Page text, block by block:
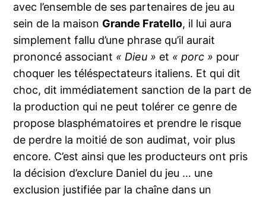
avec l’ensemble de ses partenaires de jeu au
sein de la maison Grande Fratello, il lui aura
simplement fallu d’une phrase qu’il aurait
prononcé associant « Dieu » et « porc » pour
choquer les téléspectateurs italiens. Et qui dit
choc, dit immédiatement sanction de la part de
la production qui ne peut tolérer ce genre de
propose blasphématoires et prendre le risque
de perdre la moitié de son audimat, voir plus
encore. C’est ainsi que les producteurs ont pris
la décision d’exclure Daniel du jeu … une
exclusion justifiée par la chaîne dans un